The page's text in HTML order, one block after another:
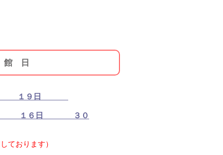
日
９日
６日 ３０
ております）